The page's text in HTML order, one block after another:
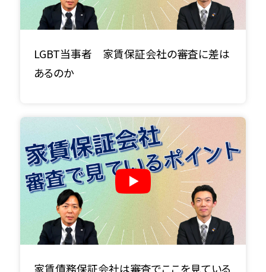
LGBT当事者 家賃保証会社の審査に差は
あるのか
家賃債務保証会社は審査でここを見ている